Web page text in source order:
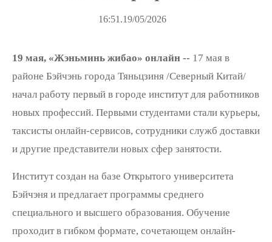
16:51.19/05/2026
19 мая, «Жэньминь жибао» онлайн -- 17 мая в
районе Бэйчэнь города Тяньцзиня /Северный Китай/
начал работу первый в городе институт для работников
новых профессий. Первыми студентами стали курьеры,
таксисты онлайн-сервисов, сотрудники служб доставки
и другие представители новых сфер занятости.
Институт создан на базе Открытого университета
Бэйчэня и предлагает программы среднего
специального и высшего образования. Обучение
проходит в гибком формате, сочетающем онлайн-